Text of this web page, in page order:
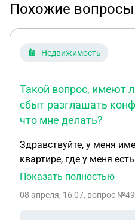
Похожие вопросы
Недвижимость
Такой вопрос, имеют
сбыт разглашать
что мне делать?
Здравствуйте, у меня
квартире, где у меня
проживаю уже 20 лет. В
хочет. Недавно я
Показать полностью
08 апреля, 16:07, вопрос